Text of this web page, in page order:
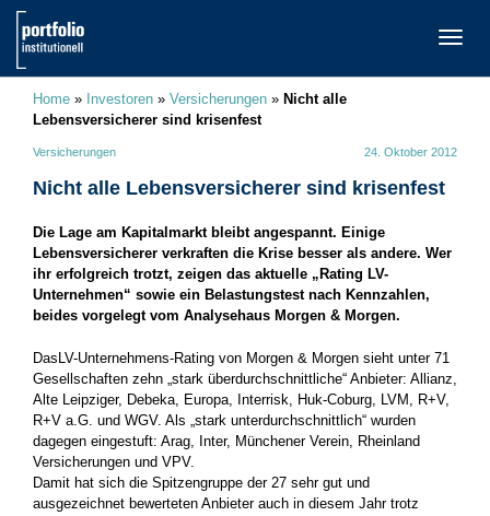
Home » Investoren » Versicherungen » Nicht alle
Lebensversicherer sind krisenfest
Versicherungen 24. Oktober 2012
Nicht alle Lebensversicherer sind krisenfest
Die Lage am Kapitalmarkt bleibt angespannt. Einige
Lebensversicherer verkraften die Krise besser als andere. Wer
ihr erfolgreich trotzt, zeigen das aktuelle „Rating LV-
Unternehmen“ sowie ein Belastungstest nach Kennzahlen,
beides vorgelegt vom Analysehaus Morgen & Morgen.
DasLV-Unternehmens-Rating von Morgen & Morgen sieht unter 71
Gesellschaften zehn „stark überdurchschnittliche“ Anbieter: Allianz,
Alte Leipziger, Debeka, Europa, Interrisk, Huk-Coburg, LVM, R+V,
R+V a.G. und WGV. Als „stark unterdurchschnittlich“ wurden
dagegen eingestuft: Arag, Inter, Münchener Verein, Rheinland
Versicherungen und VPV.
Damit hat sich die Spitzengruppe der 27 sehr gut und
ausgezeichnet bewerteten Anbieter auch in diesem Jahr trotz